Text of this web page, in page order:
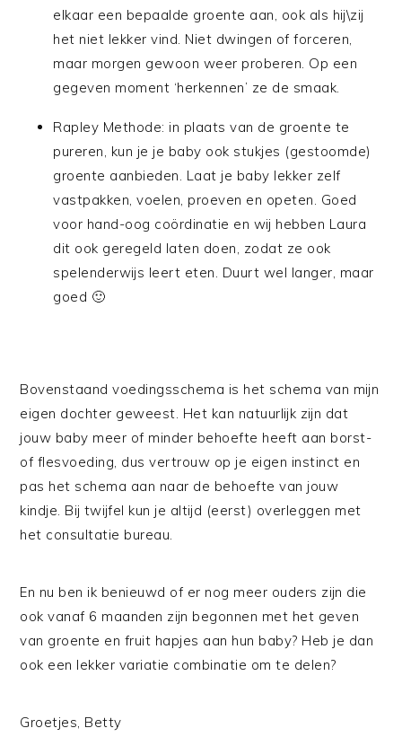
elkaar een bepaalde groente aan, ook als hij\zij
het niet lekker vind. Niet dwingen of forceren,
maar morgen gewoon weer proberen. Op een
gegeven moment ‘herkennen’ ze de smaak.
Rapley Methode: in plaats van de groente te
pureren, kun je je baby ook stukjes (gestoomde)
groente aanbieden. Laat je baby lekker zelf
vastpakken, voelen, proeven en opeten. Goed
voor hand-oog coördinatie en wij hebben Laura
dit ook geregeld laten doen, zodat ze ook
spelenderwijs leert eten. Duurt wel langer, maar
goed 🙂
Bovenstaand voedingsschema is het schema van mijn
eigen dochter geweest. Het kan natuurlijk zijn dat
jouw baby meer of minder behoefte heeft aan borst-
of flesvoeding, dus vertrouw op je eigen instinct en
pas het schema aan naar de behoefte van jouw
kindje. Bij twijfel kun je altijd (eerst) overleggen met
het consultatie bureau.
En nu ben ik benieuwd of er nog meer ouders zijn die
ook vanaf 6 maanden zijn begonnen met het geven
van groente en fruit hapjes aan hun baby? Heb je dan
ook een lekker variatie combinatie om te delen?
Groetjes, Betty